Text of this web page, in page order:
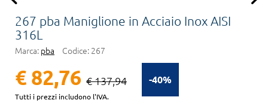
267 pba Maniglione in Acciaio Inox AISI
316L
Marca: pba Codice: 267
-40%
€ 82,76 € 137,94
Tutti i prezzi includono l'IVA.